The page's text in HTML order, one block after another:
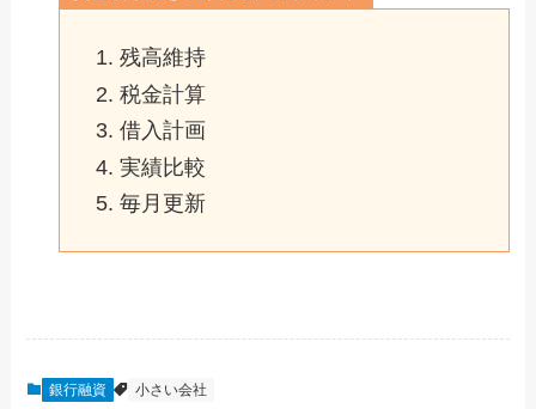
残高維持
税金計算
借入計画
実績比較
毎月更新
銀行融資 小さい会社